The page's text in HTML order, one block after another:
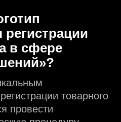
в сфере
товарного
провести